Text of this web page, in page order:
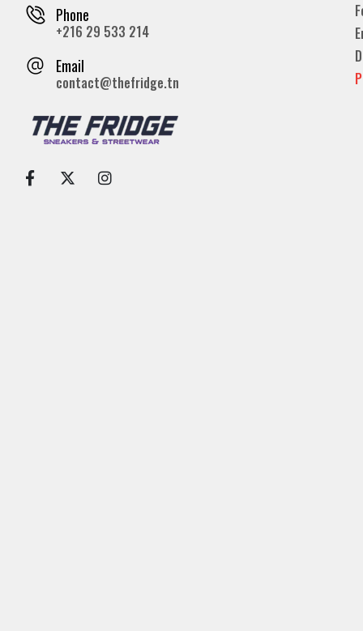
Phone
+216 29 533 214
Email
contact@thefridge.tn